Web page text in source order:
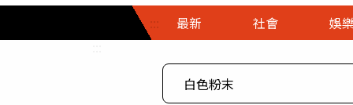
::: 最新 社會
社會首頁
時事
娛樂
娛樂首頁
即時
專題
財經首頁
熱線
３Ｃ
政